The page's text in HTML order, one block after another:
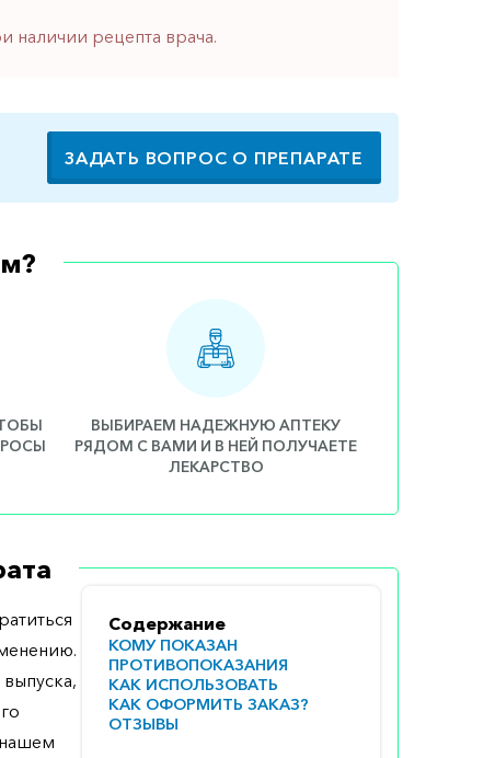
наличии рецепта врача.
ЗАДАТЬ ВОПРОС О ПРЕПАРАТЕ
ВЫБИРАЕМ НАДЕЖНУЮ АПТЕКУ
РЯДОМ С ВАМИ И В НЕЙ ПОЛУЧАЕТЕ
ЛЕКАРСТВО
Содержание
КОМУ ПОКАЗАН
ПРОТИВОПОКАЗАНИЯ
КАК ИСПОЛЬЗОВАТЬ
КАК ОФОРМИТЬ ЗАКАЗ?
ОТЗЫВЫ